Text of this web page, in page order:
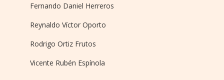
Fernando Daniel Herreros
Reynaldo Víctor Oporto
Rodrigo Ortiz Frutos
Vicente Rubén Espínola